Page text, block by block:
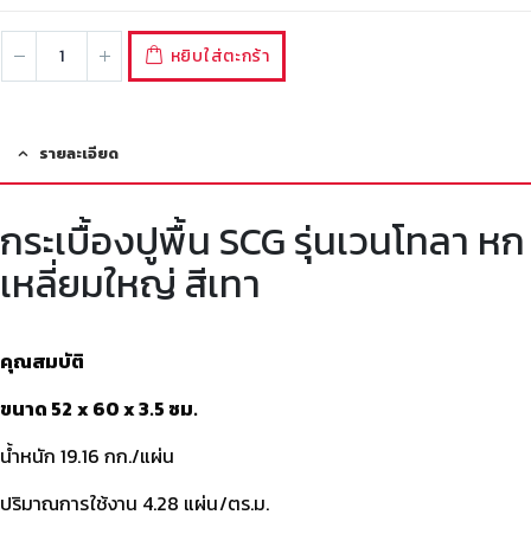
หยิบใส่ตะกร้า
รายละเอียด
กระเบื้องปูพื้น SCG รุ่นเวนโทลา หก
เหลี่ยมใหญ่ สีเทา
คุณสมบัติ
ขนาด 52 x 60 x 3.5 ซม.
น้ำหนัก 19.16 กก./แผ่น
ปริมาณการใช้งาน 4.28 แผ่น/ตร.ม.